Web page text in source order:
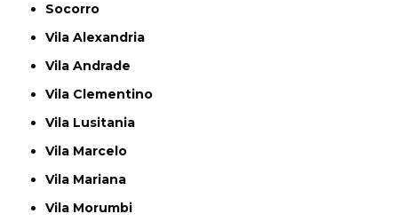
Socorro
Vila Alexandria
Vila Andrade
Vila Clementino
Vila Lusitania
Vila Marcelo
Vila Mariana
Vila Morumbi